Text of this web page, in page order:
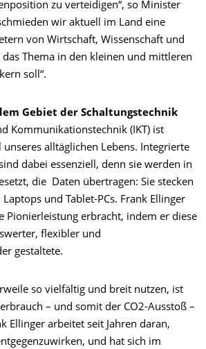
zu verteidigen“, so Minister
wir aktuell im Land eine
von Wirtschaft, Wissenschaft und
das Thema in den kleinen und mittleren
soll“.
Gebiet der Schaltungstechnik
Kommunikationstechnik (IKT) ist
alltäglichen Lebens. Integrierte
dabei essenziell, denn sie werden in
die Daten übertragen: Sie stecken
und Tablet-PCs. Frank Ellinger
Pionierleistung erbracht, indem er diese
flexibler und
gestaltete.
so vielfältig und breit nutzen, ist
– und somit der CO2-Ausstoß –
Ellinger arbeitet seit Jahren daran,
und hat sich im